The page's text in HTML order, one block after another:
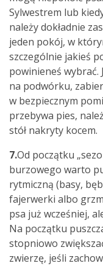
Sylwestrem lub
należy dokładnie
jeden pokój, w
szczególnie jakieś
powinieneś wybrać.
na podwórku,
w bezpiecznym
przebywa pies,
stół nakryty kocem.
7.Od początku
burzowego warto
rytmiczną (basy,
fajerwerki albo
psa już wcześniej,
Na początku
stopniowo
zwierzę, jeśli